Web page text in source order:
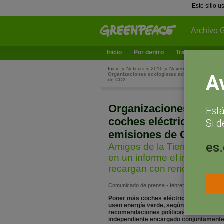
Este sitio
Archivo
Inicio Por dentro Trabajamos en
Inicio Noticias 2010
November
Organizaciones ecologistas advierten de que
de CO2
Organizaciones
coches eléctricos en
emisiones de CO2
Amigos de la Tierra,
en un informe el impacto
recargan con renovables
Comunicado de prensa - febrero 8, 2010
Poner más coches eléctricos en la
usen energía verde, según el informe
recomendaciones políticas para
independiente encargado
Si